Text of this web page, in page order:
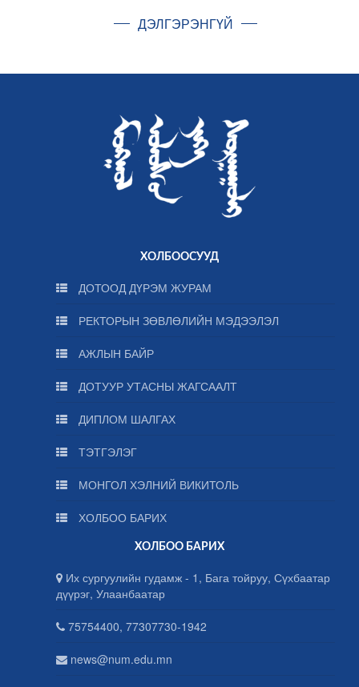
ДЭЛГЭРЭНГҮЙ
ХОЛБООСУУД
ДОТООД ДҮРЭМ ЖУРАМ
РЕКТОРЫН ЗӨВЛӨЛИЙН МЭДЭЭЛЭЛ
АЖЛЫН БАЙР
ДОТУУР УТАСНЫ ЖАГСААЛТ
ДИПЛОМ ШАЛГАХ
ТЭТГЭЛЭГ
МОНГОЛ ХЭЛНИЙ ВИКИТОЛЬ
ХОЛБОО БАРИХ
ХОЛБОО БАРИХ
Их сургуулийн гудамж - 1, Бага тойруу, Сүхбаатар
дүүрэг, Улаанбаатар
75754400, 77307730-1942
news@num.edu.mn